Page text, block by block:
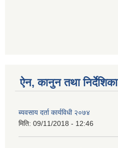
ऐन, कानुन तथा निर्देशिका
ब्यवसाय दर्ता कार्यविधी २०७४
मिति: 09/11/2018 - 12:46